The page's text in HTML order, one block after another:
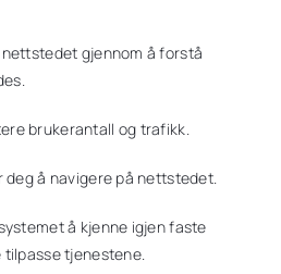
gjennom å forstå
brukerantall og trafikk.
å navigere på nettstedet.
å kjenne igjen faste
tilpasse tjenestene.